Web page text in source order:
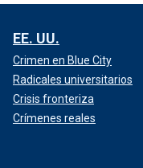
EE. UU.
Crimen en Blue City
Radicales universitarios
Crisis fronteriza
Crímenes reales